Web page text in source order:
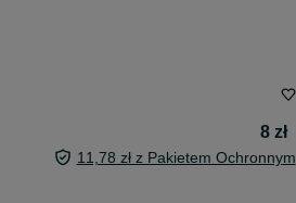
8 zł
11,78 zł z Pakietem Ochronnym